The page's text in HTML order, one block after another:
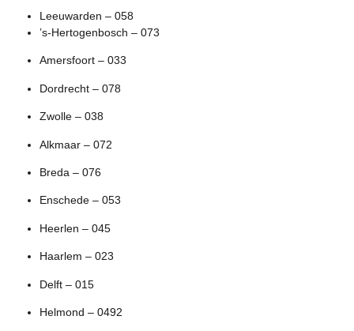
Leeuwarden – 058
’s-Hertogenbosch – 073
Amersfoort – 033
Dordrecht – 078
Zwolle – 038
Alkmaar – 072
Breda – 076
Enschede – 053
Heerlen – 045
Haarlem – 023
Delft – 015
Helmond – 0492